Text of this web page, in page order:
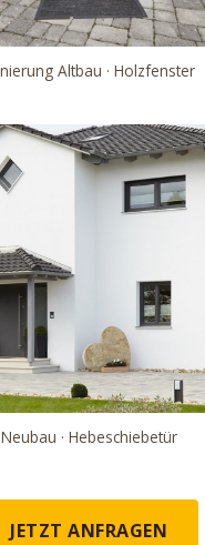
Altbau · Holzfenster
Neubau · Hebeschiebetür
JETZT ANFRAGEN